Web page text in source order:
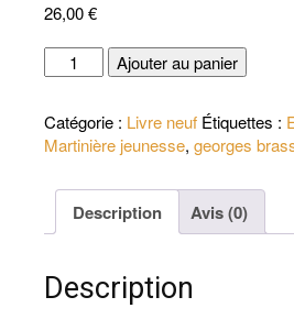
26,00€
quantité
de
Brassens
/
Sfar
Ajouter au panier
Catégorie : Livre neuf Étiquettes :
Martinière jeunesse, georges
Description Avis (0)
Description